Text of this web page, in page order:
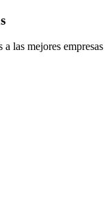
las mejores empresas